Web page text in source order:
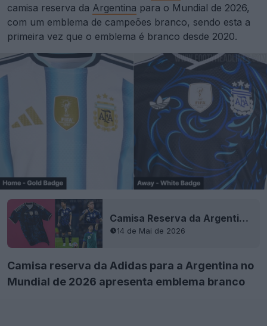
camisa reserva da Argentina para o Mundial de 2026,
com um emblema de campeões branco, sendo esta a
primeira vez que o emblema é branco desde 2020.
Camisa Reserva da Argentina para o Mundial de 2026 Lançada - Estreia em Campo
14 de Mai de 2026
Camisa reserva da Adidas para a Argentina no
Mundial de 2026 apresenta emblema branco